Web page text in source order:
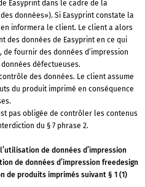
Easyprint dans le cadre de la
données»). Si Easyprint constate la
informera le client. Le client a alors
des données de Easyprint en ce qui
fournir des données d’impression
défectueuses.
des données. Le client assume
du produit imprimé en conséquence
pas obligée de contrôler les contenus
du § 7 phrase 2.
de données d’impression
de données d’impression freedesign
produits imprimés suivant § 1 (1)